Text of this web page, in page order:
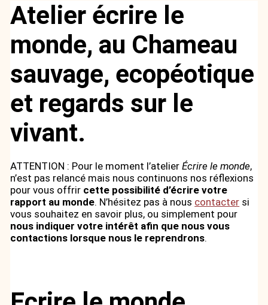
Atelier écrire le
monde, au Chameau
sauvage, ecopéotique
et regards sur le
vivant.
ATTENTION : Pour le moment l’atelierÉcrire le monde,
n’est pas relancé mais nous continuons nos réflexions
pour vous offrir cette possibilité d’écrire votre
rapport au monde. N’hésitez pas à nous contacter si
vous souhaitez en savoir plus, ou simplement pour
nous indiquer votre intérêt afin que nous vous
contactions lorsque nous le reprendrons.